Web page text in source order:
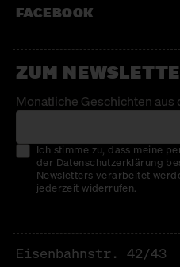
FACEBOOK
ZUM
Monatliche Geschichten aus
Ich stimme zu, dass meine
der Datenschutzerklärung
Newsletters verarbeitet
jederzeit widerrufen.
Eisenbahnstr. 42/43